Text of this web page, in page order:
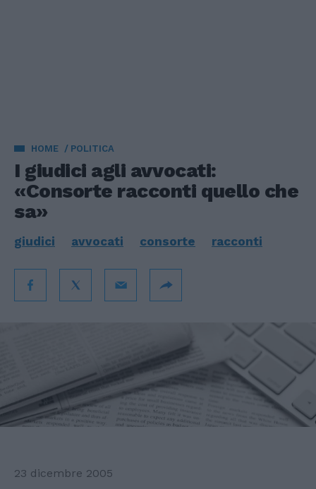
HOME POLITICA
I giudici agli avvocati:
«Consorte racconti quello che
sa»
giudici avvocati consorte racconti
23 dicembre 2005